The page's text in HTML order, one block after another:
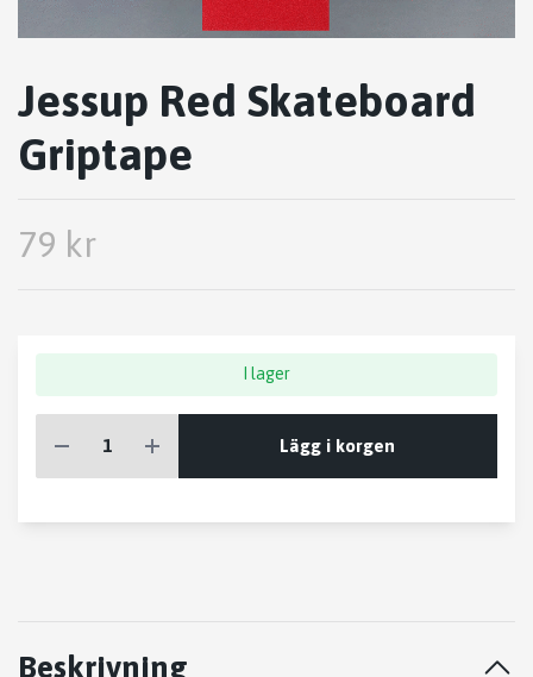
Jessup Red Skateboard
Griptape
79 kr
I lager
Lägg i korgen
Beskrivning